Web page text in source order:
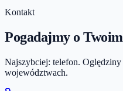
Kontakt
Pogadajmy o
Najszybciej: telefon.
województwach.